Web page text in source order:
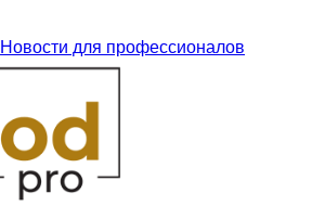
Новости для профессионалов